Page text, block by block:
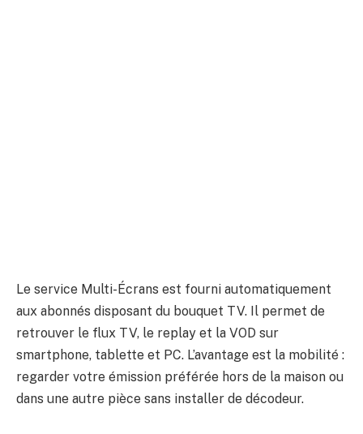
Le service Multi-Écrans est fourni automatiquement
aux abonnés disposant du bouquet TV. Il permet de
retrouver le flux TV, le replay et la VOD sur
smartphone, tablette et PC. L’avantage est la mobilité :
regarder votre émission préférée hors de la maison ou
dans une autre pièce sans installer de décodeur.